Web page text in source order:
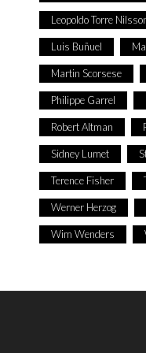
Leopoldo Torre
Luis Buñuel
Martin Scorsese
Philippe Garrel
Robert Altman
Sidney Lumet
Terence Fisher
Werner Herzog
Wim Wenders